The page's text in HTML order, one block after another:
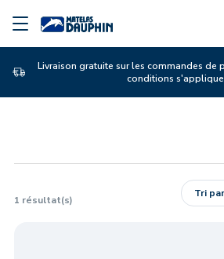
Livraison gratuite sur les commandes de
conditions
1 résultat(s)